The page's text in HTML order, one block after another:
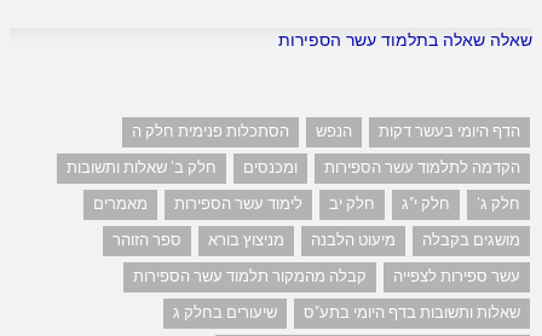
שאלה שאלה בתלמוד עשר הספירות
הדף היומי בעשר דקות הנפש
הסתכלות פנימית חלק ה
הקדמה לתלמוד עשר הספירות
ומכנסים
חלק ב' שאלות ותשובות
חלק ג'
חלק י"ג חלק יב לימוד עשר הספירות
מאמרים
מושגים בקבלה
מיעוט הלבנה מניצוץ בורא
ספר הזוהר
עשר ספירות לצפייה
קבלה מהמקור תלמוד עשר הספירות
שאלות ותשובות בדף היומי בתע"ס
שיעורים בחלק ג